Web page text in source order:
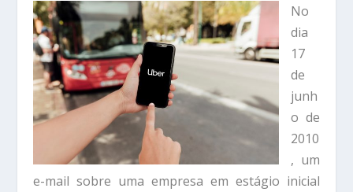
No
dia
17
de
junh
o de
2010
, um
e-mail sobre uma empresa em estágio inicial